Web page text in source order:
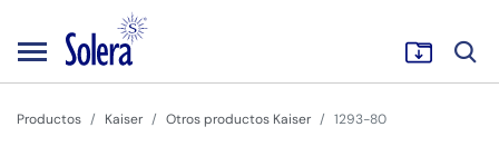
Productos Kaiser Otros productos Kaiser 1293-80